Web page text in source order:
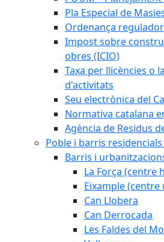
Pla Especial de
Ordenança
Impost sobre
obres (ICIO)
Taxa per llicències o
d'activitats
Seu electrònica del
Normativa catalana
Agència de Residus
Poble i barris
Barris i
La Força (centre
Eixample (centre
Can Llobera
Can Derrocada
Les Faldes del